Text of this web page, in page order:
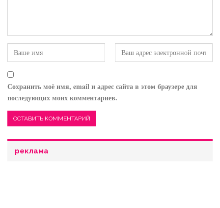
Сохранить моё имя, email и адрес сайта в этом браузере для
последующих моих комментариев.
реклама